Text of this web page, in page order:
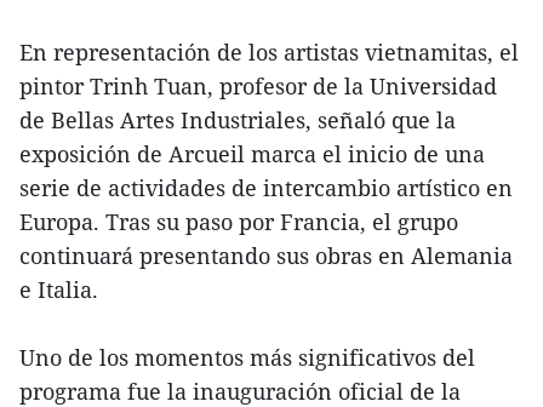
En representación de los artistas vietnamitas, el
pintor Trinh Tuan, profesor de la Universidad
de Bellas Artes Industriales, señaló que la
exposición de Arcueil marca el inicio de una
serie de actividades de intercambio artístico en
Europa. Tras su paso por Francia, el grupo
continuará presentando sus obras en Alemania
e Italia.
Uno de los momentos más significativos del
programa fue la inauguración oficial de la